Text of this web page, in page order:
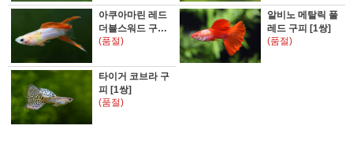
아쿠아마린 레드
더블스워드 구피
[1쌍]
(품절)
알비노 메탈릭 풀
레드 구피 [1쌍]
(품절)
타이거 코브라 구
피 [1쌍]
(품절)